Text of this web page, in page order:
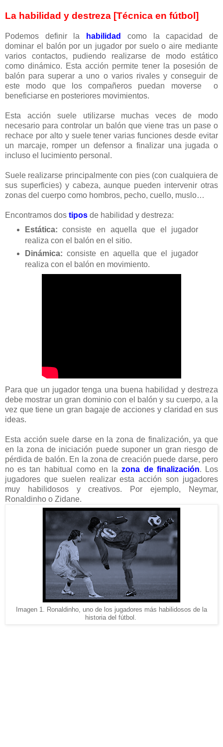
La habilidad y destreza [Técnica en fútbol]
Podemos definir la habilidad
como la capacidad de
dominar el balón por un jugador por suelo o aire mediante
varios contactos, pudiendo realizarse de modo estático
como dinámico. Esta acción permite tener la posesión de
balón para superar a uno o varios rivales y conseguir de
este modo que los compañeros puedan moverse o
beneficiarse en posteriores movimientos.
Esta acción suele utilizarse muchas veces de modo
necesario para controlar un balón que viene tras un pase o
rechace por alto y suele tener varias funciones desde evitar
un marcaje, romper un defensor a finalizar una jugada o
incluso el lucimiento personal.
Suele realizarse principalmente con pies (con cualquiera de
sus superficies) y cabeza, aunque pueden intervenir otras
zonas del cuerpo como hombros, pecho, cuello, muslo…
Encontramos dos tipos de habilidad y destreza:
Estática: consiste en aquella que el jugador
realiza con el balón en el sitio.
Dinámica: consiste en aquella que el jugador
realiza con el balón en movimiento.
Para que un jugador tenga una buena habilidad y destreza
debe mostrar un gran dominio con el balón y su cuerpo, a la
vez que tiene un gran bagaje de acciones y claridad en sus
ideas.
Esta acción suele darse en la zona de finalización, ya que
en la zona de iniciación puede suponer un gran riesgo de
pérdida de balón. En la zona de creación puede darse, pero
no es tan habitual como en lazona de finalización. Los
jugadores que suelen realizar esta acción son jugadores
muy habilidosos y creativos. Por ejemplo, Neymar,
Ronaldinho o Zidane.
Imagen 1. Ronaldinho, uno de los jugadores más habilidosos de la
historia del fútbol.